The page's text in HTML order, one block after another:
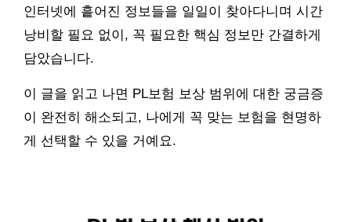
인터넷에 흩어진 정보들을 일일이 찾아다니며 시간
낭비할 필요 없이, 꼭 필요한 핵심 정보만 간결하게
담았습니다.
이 글을 읽고 나면 PL보험 보상 범위에 대한 궁금증
이 완전히 해소되고, 나에게 꼭 맞는 보험을 현명하
게 선택할 수 있을 거예요.